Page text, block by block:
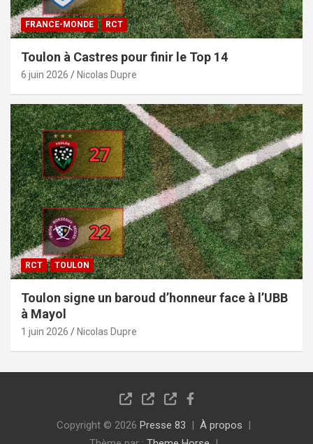
FRANCE-MONDE RCT
Toulon à Castres pour finir le Top 14
6 juin 2026 Nicolas Dupre
RCT TOULON
Toulon signe un baroud d’honneur face à l’UBB
à Mayol
1 juin 2026 Nicolas Dupre
Copyright © 2026 Presse 83
À propos